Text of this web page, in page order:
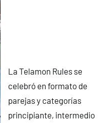
La Telamon Rules se
celebró en formato de
parejas y categorías
principiante, intermedio